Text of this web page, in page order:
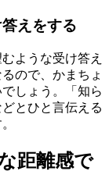
えをする
ような受け答え
ので、かまちょ
しょう。「知ら
とひと言伝える
距離感で